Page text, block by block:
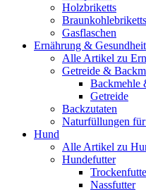
Holzbriketts
Braunkohlebriketts
Gasflaschen
Ernährung & Gesundheit
Alle Artikel zu
Getreide &
Backmehle
Getreide
Backzutaten
Naturfüllungen
Hund
Alle Artikel zu
Hundefutter
Nassfutter